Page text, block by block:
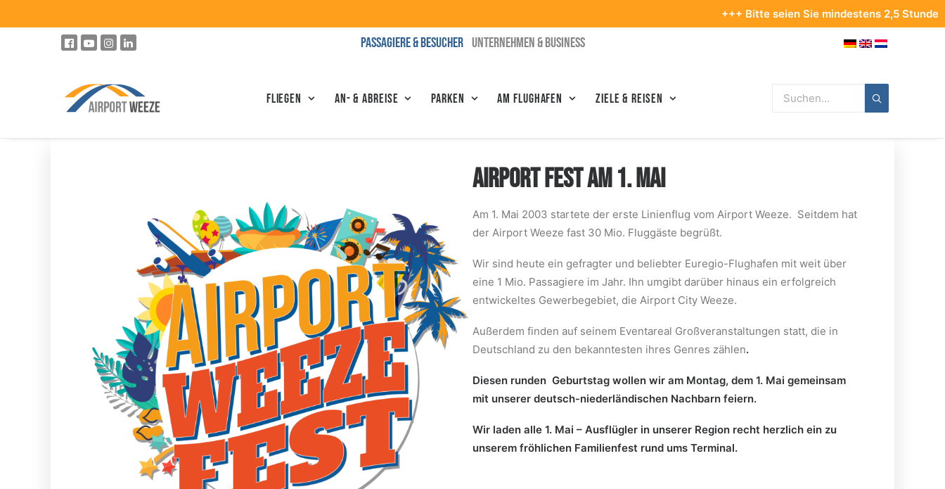
+++ Bitte seien Sie mindestens 2,5 Stunden vor
PASSAGIERE & BESUCHER UNTERNEHMEN & BUSINESS
Fliegen An- & Abreise Parken Am Flughafen Ziele & Reisen
AIRPORT FEST AM 1. MAI
Am 1. Mai 2003 startete der erste Linienflug vom Airport Weeze. Seitdem hat
der Airport Weeze fast 30 Mio. Fluggäste begrüßt.
Wir sind heute ein gefragter und beliebter Euregio-Flughafen mit weit über
eine 1 Mio. Passagiere im Jahr. Ihn umgibt darüber hinaus ein erfolgreich
entwickeltes Gewerbegebiet, die Airport City Weeze.
Außerdem finden auf seinem Eventareal Großveranstaltungen statt, die in
Deutschland zu den bekanntesten ihres Genres zählen.
Diesen runden Geburtstag wollen wir am Montag, dem 1. Mai gemeinsam
mit unserer deutsch-niederländischen Nachbarn feiern.
Wir laden alle 1. Mai – Ausflügler in unserer Region recht herzlich ein zu
unserem fröhlichen Familienfest rund ums Terminal.